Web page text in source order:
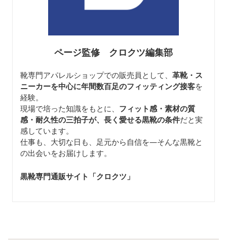
ページ監修 クロクツ編集部
靴専門アパレルショップでの販売員として、 革靴・ス
ニーカーを中心に年間数百足のフィッティング接客を
経験。
現場で培った知識をもとに、 フィット感・素材の質
感・耐久性の三拍子が、長く愛せる黒靴の条件だと実
感しています。
仕事も、大切な日も、足元から自信を—そんな黒靴と
の出会いをお届けします。
黒靴専門通販サイト「クロクツ 」